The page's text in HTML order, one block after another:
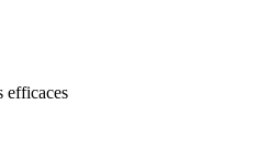
efficaces